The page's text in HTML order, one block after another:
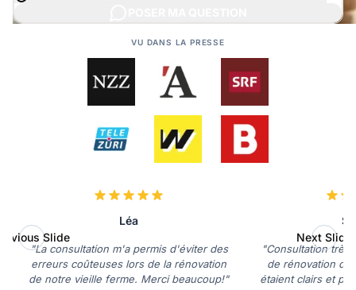
VU DANS LA PRESSE
Léa
"La consultation m'a permis d'éviter des
erreurs coûteuses lors de la rénovation
de notre vieille ferme. Merci beaucoup!"
"Consultation très
de rénovation de
étaient clairs et
Slide Next Slide